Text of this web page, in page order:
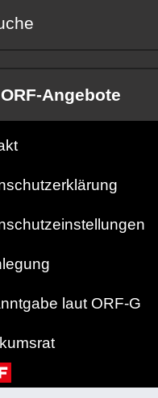
Angebote
laut ORF-G